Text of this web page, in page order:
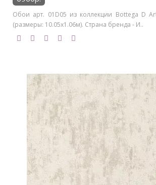
Обои арт. 01D05 из коллекции Bottega D
(размеры: 10.05х1.06м). Страна бренда - И..